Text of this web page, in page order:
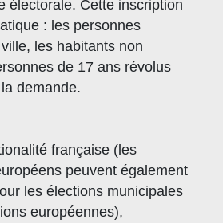
électorale. Cette inscription
: les personnes
les habitants non
de 17 ans révolus
demande.
française (les
peuvent également
les élections municipales
européennes),